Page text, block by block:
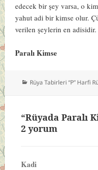
edecek bir şey varsa, o
yahut adi bir kimse olur.
verilen şeylerin en adisidir.
Paralı Kimse
Kategoriler
Rüya Tabirleri “P” Harfi
“Rüyada Paralı
2 yorum
Kadi